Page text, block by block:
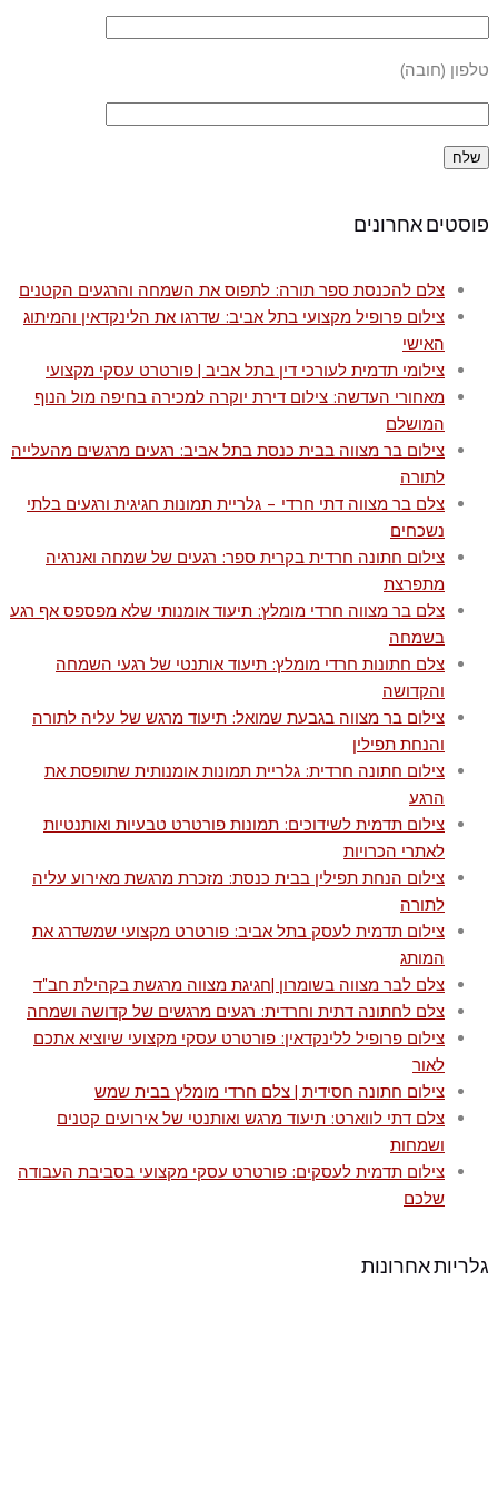
טלפון (חובה)
פוסטים אחרונים
צלם להכנסת ספר תורה: לתפוס את השמחה והרגעים הקטנים
צילום פרופיל מקצועי בתל אביב: שדרגו את הלינקדאין והמיתוג
האישי
צילומי תדמית לעורכי דין בתל אביב | פורטרט עסקי מקצועי
מאחורי העדשה: צילום דירת יוקרה למכירה בחיפה מול הנוף
המושלם
צילום בר מצווה בבית כנסת בתל אביב: רגעים מרגשים מהעלייה
לתורה
צלם בר מצווה דתי חרדי – גלריית תמונות חגיגית ורגעים בלתי
נשכחים
צילום חתונה חרדית בקרית ספר: רגעים של שמחה ואנרגיה
מתפרצת
צלם בר מצווה חרדי מומלץ: תיעוד אומנותי שלא מפספס אף רגע
בשמחה
צלם חתונות חרדי מומלץ: תיעוד אותנטי של רגעי השמחה
והקדושה
צילום בר מצווה בגבעת שמואל: תיעוד מרגש של עליה לתורה
והנחת תפילין
צילום חתונה חרדית: גלריית תמונות אומנותית שתופסת את
הרגע
צילום תדמית לשידוכים: תמונות פורטרט טבעיות ואותנטיות
לאתרי הכרויות
צילום הנחת תפילין בבית כנסת: מזכרת מרגשת מאירוע עליה
לתורה
צילום תדמית לעסק בתל אביב: פורטרט מקצועי שמשדרג את
המותג
צלם לבר מצווה בשומרון |חגיגת מצווה מרגשת בקהילת חב"ד
צלם לחתונה דתית וחרדית: רגעים מרגשים של קדושה ושמחה
צילום פרופיל ללינקדאין: פורטרט עסקי מקצועי שיוציא אתכם
לאור
צילום חתונה חסידית | צלם חרדי מומלץ בבית שמש
צלם דתי לווארט: תיעוד מרגש ואותנטי של אירועים קטנים
ושמחות
צילום תדמית לעסקים: פורטרט עסקי מקצועי בסביבת העבודה
שלכם
גלריות אחרונות